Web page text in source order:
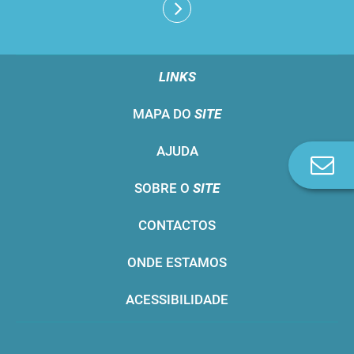
LINKS
MAPA DO SITE
AJUDA
SOBRE O SITE
CONTACTOS
ONDE ESTAMOS
ACESSIBILIDADE